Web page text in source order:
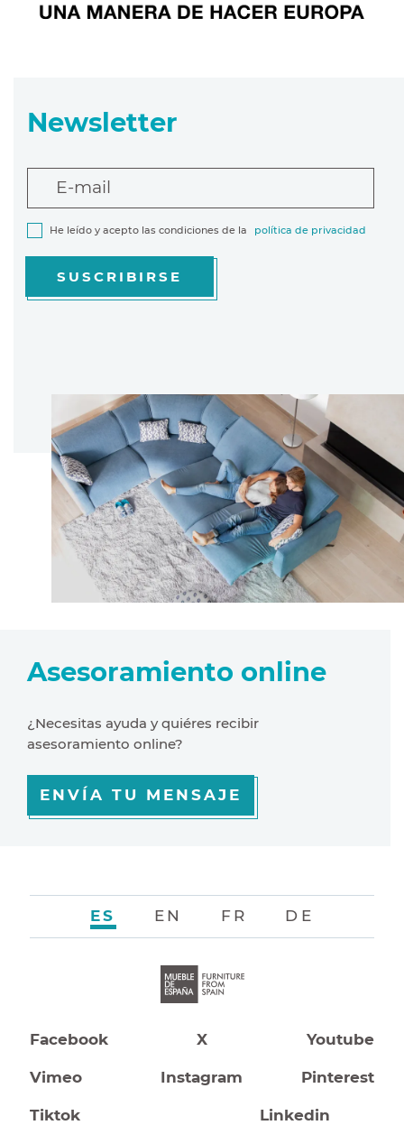
Newsletter
E-mail
He leído y acepto las condiciones de la política de privacidad
SUSCRIBIRSE
Asesoramiento online
¿Necesitas ayuda y quiéres recibir
asesoramiento online?
ENVÍA TU MENSAJE
Facebook X Youtube
Vimeo Instagram Pinterest
Tiktok Linkedin
ES EN FR DE